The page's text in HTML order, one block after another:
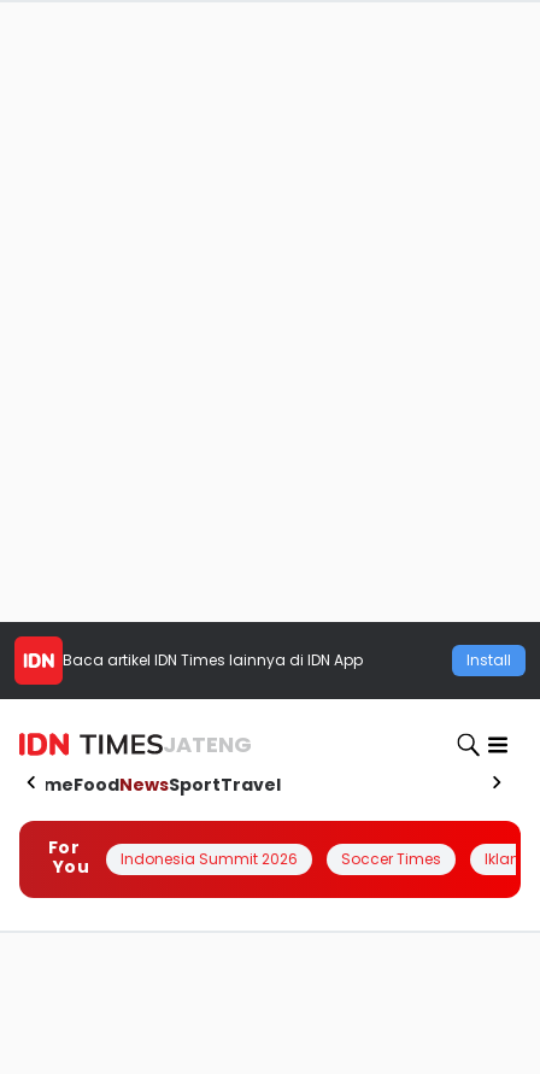
Baca artikel IDN Times lainnya di IDN App Install
JATENG
HomeFoodNewsSportTravel
For
You
Indonesia Summit 2026 Soccer Times Iklanin